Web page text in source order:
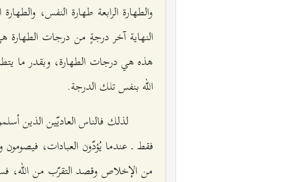
والطهارة الرابعة طهارة النفس،
النهاية آخر درجةٍ من درجات
هذه هي درجات الطهارة، وبقدر ما
الله بنفس تلك الدرجة.
لذلك فالناس العاديّين الذين
فقط ـ عندما يُؤدّون العبادات،
من الإخلاص وقصد التقرّب من الله،